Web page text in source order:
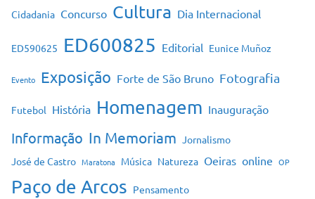
Cidadania Concurso Cultura Dia Internacional
ED590625 ED600825 Editorial Eunice Muñoz
Evento Exposição Forte de São Bruno Fotografia
Futebol História Homenagem Inauguração
Informação In Memoriam Jornalismo
José de Castro Maratona Música Natureza Oeiras online OP
Paço de Arcos Pensamento